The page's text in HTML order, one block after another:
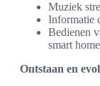
Muziek
Informatie
Bedienen
smart
Ontstaan en